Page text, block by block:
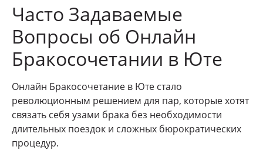
Часто Задаваемые
Вопросы об Онлайн
Бракосочетании в Юте
Онлайн Бракосочетание в Юте стало
революционным решением для пар, которые хотят
связать себя узами брака без необходимости
длительных поездок и сложных бюрократических
процедур.